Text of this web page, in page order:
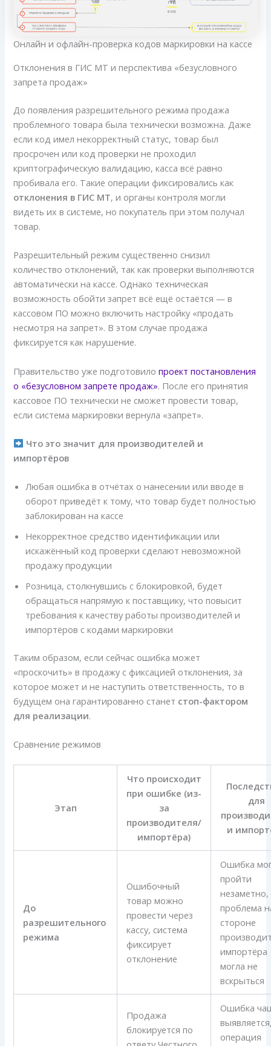
Онлайн и офлайн-проверка кодов маркировки на кассе
Отклонения в ГИС МТ и перспектива «безусловного
запрета продаж»
До появления разрешительного режима продажа
проблемного товара была технически возможна. Даже
если код имел некорректный статус, товар был
просрочен или код проверки не проходил
криптографическую валидацию, касса всё равно
пробивала его. Такие операции фиксировались как
отклонения в ГИС МТ, и органы контроля могли
видеть их в системе, но покупатель при этом получал
товар.
Разрешительный режим существенно снизил
количество отклонений, так как проверки выполняются
автоматически на кассе. Однако техническая
возможность обойти запрет всё ещё остаётся — в
кассовом ПО можно включить настройку «продать
несмотря на запрет». В этом случае продажа
фиксируется как нарушение.
Правительство уже подготовилопроект постановления
о «безусловном запрете продаж». После его принятия
кассовое ПО технически не сможет провести товар,
если система маркировки вернула «запрет».
Что это значит для производителей и
импортёров
Любая ошибка в отчётах о нанесении или вводе в
оборот приведёт к тому, что товар будет полностью
заблокирован на кассе
Некорректное средство идентификации или
искажённый код проверки сделают невозможной
продажу продукции
Розница, столкнувшись с блокировкой, будет
обращаться напрямую к поставщику, что повысит
требования к качеству работы производителей и
импортёров с кодами маркировки
Таким образом, если сейчас ошибка может
«проскочить» в продажу с фиксацией отклонения, за
которое может и не наступить ответственность, то в
будущем она гарантированно станет стоп-фактором
для реализации.
Сравнение режимов
Этап
Что происходит
при ошибке (из-
за
производителя/
импортёра)
для
и
До
разрешительного
режима
Ошибочный
товар можно
провести через
кассу, система
фиксирует
отклонение
Ошибка
пройти
незаметно,
проблема
стороне
импортёра
могла не
вскрыться
Продажа
блокируется по
Ошибка
операция